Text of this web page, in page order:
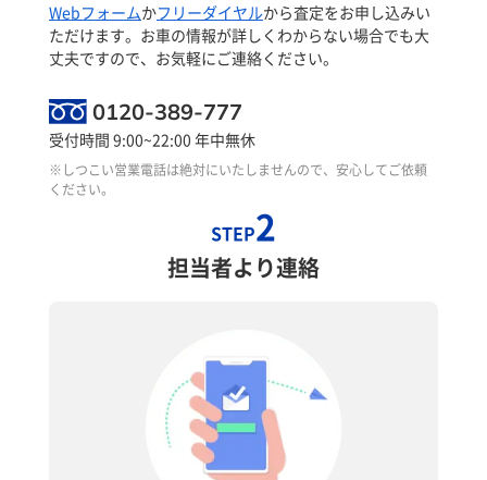
Webフォームかフリーダイヤルから査定をお申し込みい
ただけます。お車の情報が詳しくわからない場合でも大
丈夫ですので、お気軽にご連絡ください。
0120-389-777
受付時間 9:00~22:00 年中無休
※しつこい営業電話は絶対にいたしませんので、安心してご依頼
ください。
STEP2
担当者より連絡